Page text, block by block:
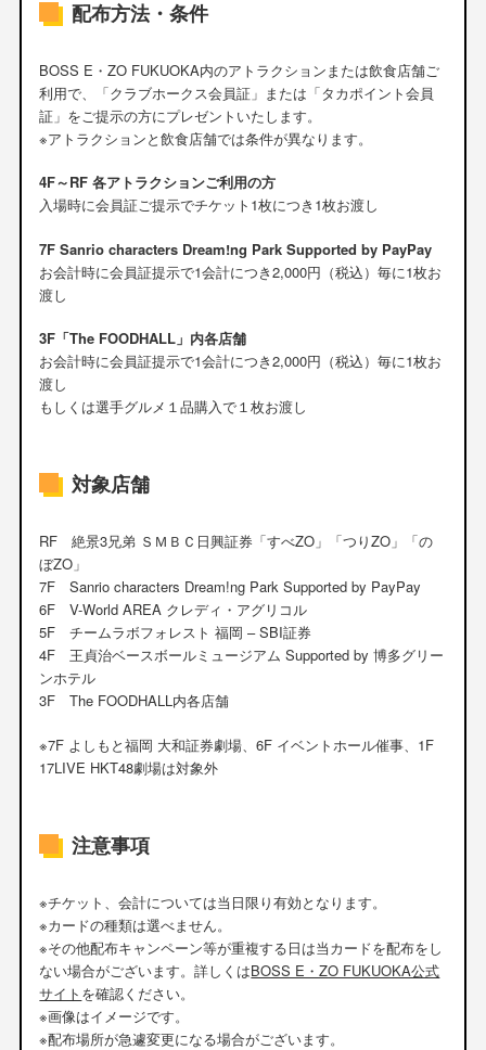
配布方法・条件
BOSS E・ZO FUKUOKA内のアトラクションまたは飲食店舗ご
利用で、「クラブホークス会員証」または「タカポイント会員
証」をご提示の方にプレゼントいたします。
※アトラクションと飲食店舗では条件が異なります。
4F～RF 各アトラクションご利用の方
入場時に会員証ご提示でチケット1枚につき1枚お渡し
7F Sanrio characters Dream!ng Park Supported by PayPay
お会計時に会員証提示で1会計につき2,000円（税込）毎に1枚お
渡し
3F「The FOODHALL」内各店舗
お会計時に会員証提示で1会計につき2,000円（税込）毎に1枚お
渡し
もしくは選手グルメ１品購入で１枚お渡し
対象店舗
RF 絶景3兄弟 ＳＭＢＣ日興証券「すべZO」「つりZO」「の
ぼZO」
7F Sanrio characters Dream!ng Park Supported by PayPay
6F V-World AREA クレディ・アグリコル
5F チームラボフォレスト 福岡 – SBI証券
4F 王貞治ベースボールミュージアム Supported by 博多グリー
ンホテル
3F The FOODHALL内各店舗
※7F よしもと福岡 大和証券劇場、6F イベントホール催事、1F
17LIVE HKT48劇場は対象外
注意事項
※チケット、会計については当日限り有効となります。
※カードの種類は選べません。
※その他配布キャンペーン等が重複する日は当カードを配布をし
ない場合がございます。詳しくはBOSS E・ZO FUKUOKA公式
サイト を確認ください。
※画像はイメージです。
※配布場所が急遽変更になる場合がございます。